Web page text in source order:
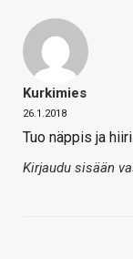
Kurkimies
26.1.2018
Tuo näppis ja
Kirjaudu sisään